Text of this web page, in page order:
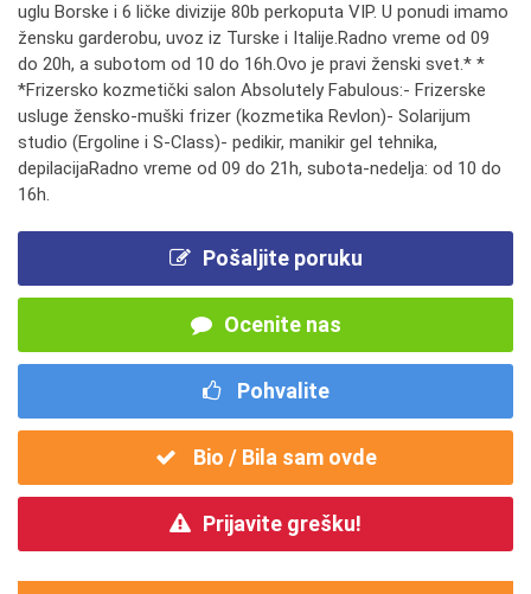
uglu Borske i 6 ličke divizije 80b perkoputa VIP. U ponudi imamo
žensku garderobu, uvoz iz Turske i Italije.Radno vreme od 09
do 20h, a subotom od 10 do 16h.Ovo je pravi ženski svet.* *
*Frizersko kozmetički salon Absolutely Fabulous:- Frizerske
usluge žensko-muški frizer (kozmetika Revlon)- Solarijum
studio (Ergoline i S-Class)- pedikir, manikir gel tehnika,
depilacijaRadno vreme od 09 do 21h, subota-nedelja: od 10 do
16h.
Pošaljite poruku
Ocenite nas
Pohvalite
Bio / Bila sam ovde
Prijavite grešku!